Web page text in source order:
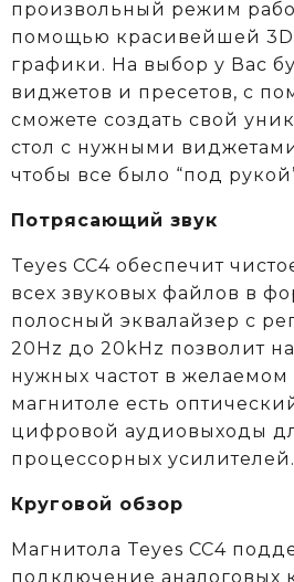
произвольный режим
помощью красивейшей
графики. На выбор у Вас
виджетов и пресетов, с
сможете создать свой
стол с нужными
чтобы все было “под
Потрясающий звук
Teyes CC4 обеспечит
всех звуковых файлов в
полосный эквалайзер с
20Hz до 20kHz позволит
нужных частот в желаемом
магнитоле есть
цифровой аудиовыходы
процессорных усилителей.
Круговой обзор
Магнитола Teyes CC4
подключение аналоговых